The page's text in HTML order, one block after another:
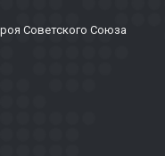
Советского Союза